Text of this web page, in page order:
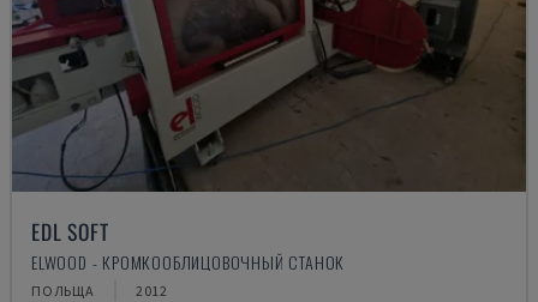
EDL SOFT
ELWOOD - КРОМКООБЛИЦОВОЧНЫЙ СТАНОК
ПОЛЬЩА 2012